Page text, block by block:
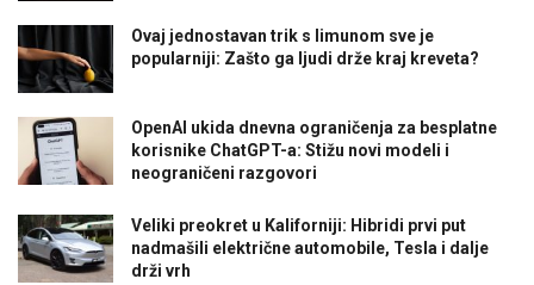
Ovaj jednostavan trik s limunom sve je
popularniji: Zašto ga ljudi drže kraj kreveta?
OpenAI ukida dnevna ograničenja za besplatne
korisnike ChatGPT-a: Stižu novi modeli i
neograničeni razgovori
Veliki preokret u Kaliforniji: Hibridi prvi put
nadmašili električne automobile, Tesla i dalje
drži vrh